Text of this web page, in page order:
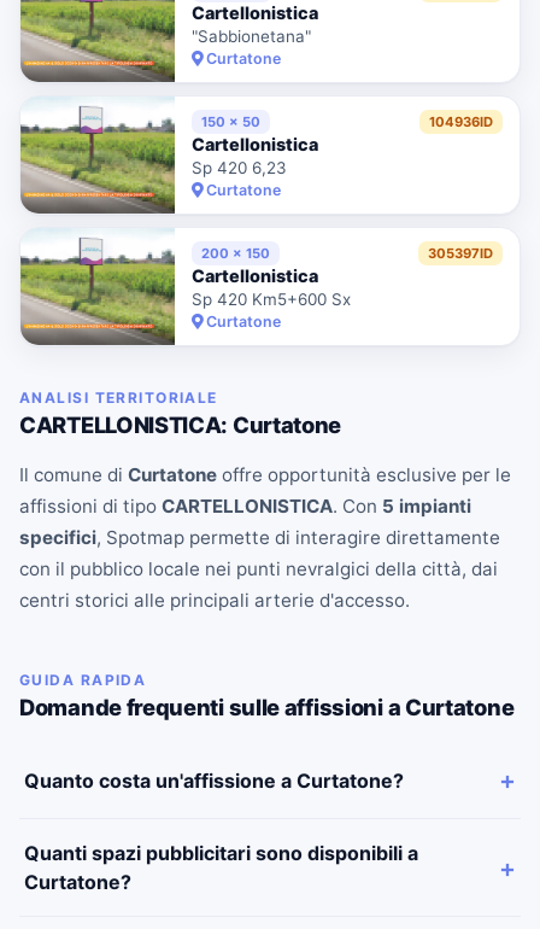
Cartellonistica
"Sabbionetana"
Curtatone
150 x 50 104936ID
Cartellonistica
Sp 420 6,23
Curtatone
200 x 150 305397ID
Cartellonistica
Sp 420 Km5+600 Sx
Curtatone
ANALISI TERRITORIALE
CARTELLONISTICA: Curtatone
Il comune di Curtatone offre opportunità esclusive per le
affissioni di tipo CARTELLONISTICA. Con 5 impianti
specifici, Spotmap permette di interagire direttamente
con il pubblico locale nei punti nevralgici della città, dai
centri storici alle principali arterie d'accesso.
GUIDA RAPIDA
Domande frequenti sulle affissioni a Curtatone
Quanto costa un'affissione a Curtatone?
Quanti spazi pubblicitari sono disponibili a
Curtatone?